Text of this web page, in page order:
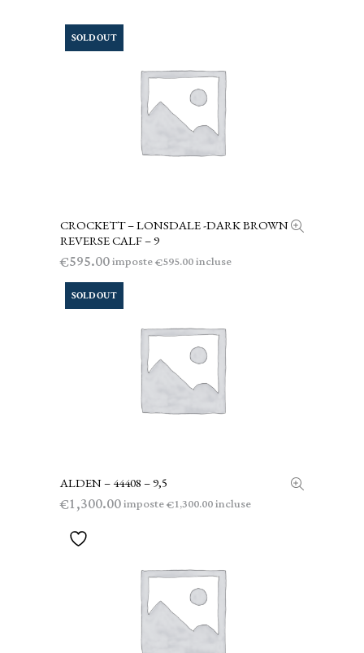
SOLD OUT
LEGGI TUTTO
CROCKETT – LONSDALE -DARK BROWN
REVERSE CALF – 9
€595.00imposte€595.00incluse
SOLD OUT
LEGGI TUTTO
ALDEN – 44408 – 9,5
€1,300.00imposte€1,300.00incluse